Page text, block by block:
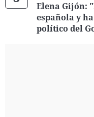
Elena Gijón:
española y
político del